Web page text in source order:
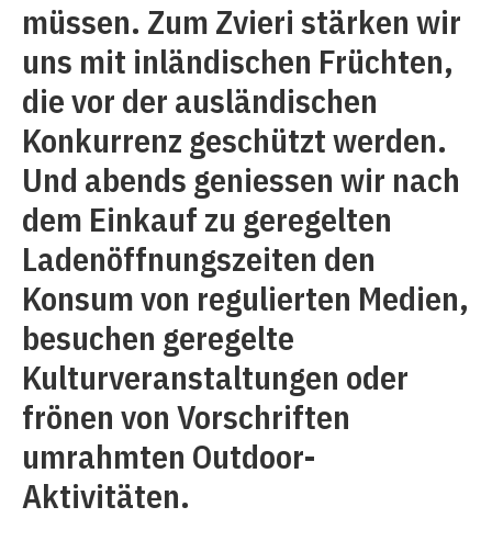
müssen. Zum Zvieri stärken wir
uns mit inländischen Früchten,
die vor der ausländischen
Konkurrenz geschützt werden.
Und abends geniessen wir nach
dem Einkauf zu geregelten
Ladenöffnungszeiten den
Konsum von regulierten Medien,
besuchen geregelte
Kulturveranstaltungen oder
frönen von Vorschriften
umrahmten Outdoor-
Aktivitäten.